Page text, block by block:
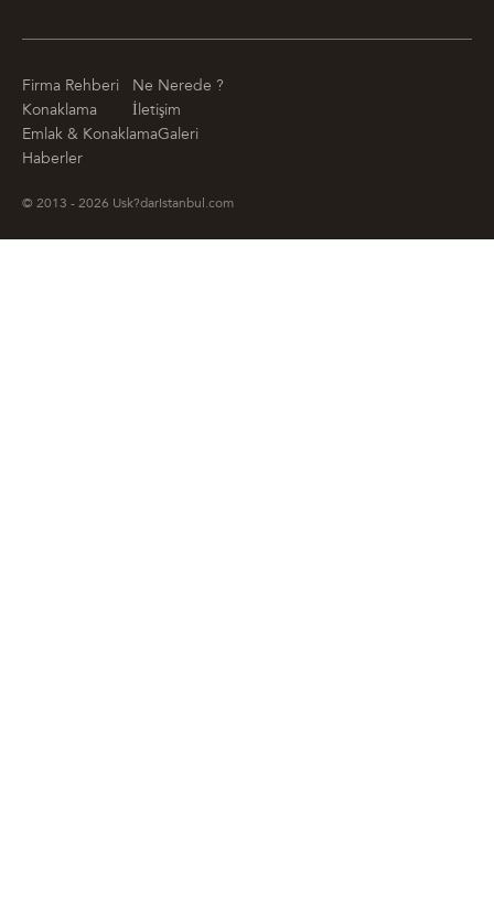
Firma Rehberi
Ne Nerede ?
Konaklama
İletişim
Emlak & KonaklamaGaleri
Haberler
© 2013 - 2026 Usk?darIstanbul.com